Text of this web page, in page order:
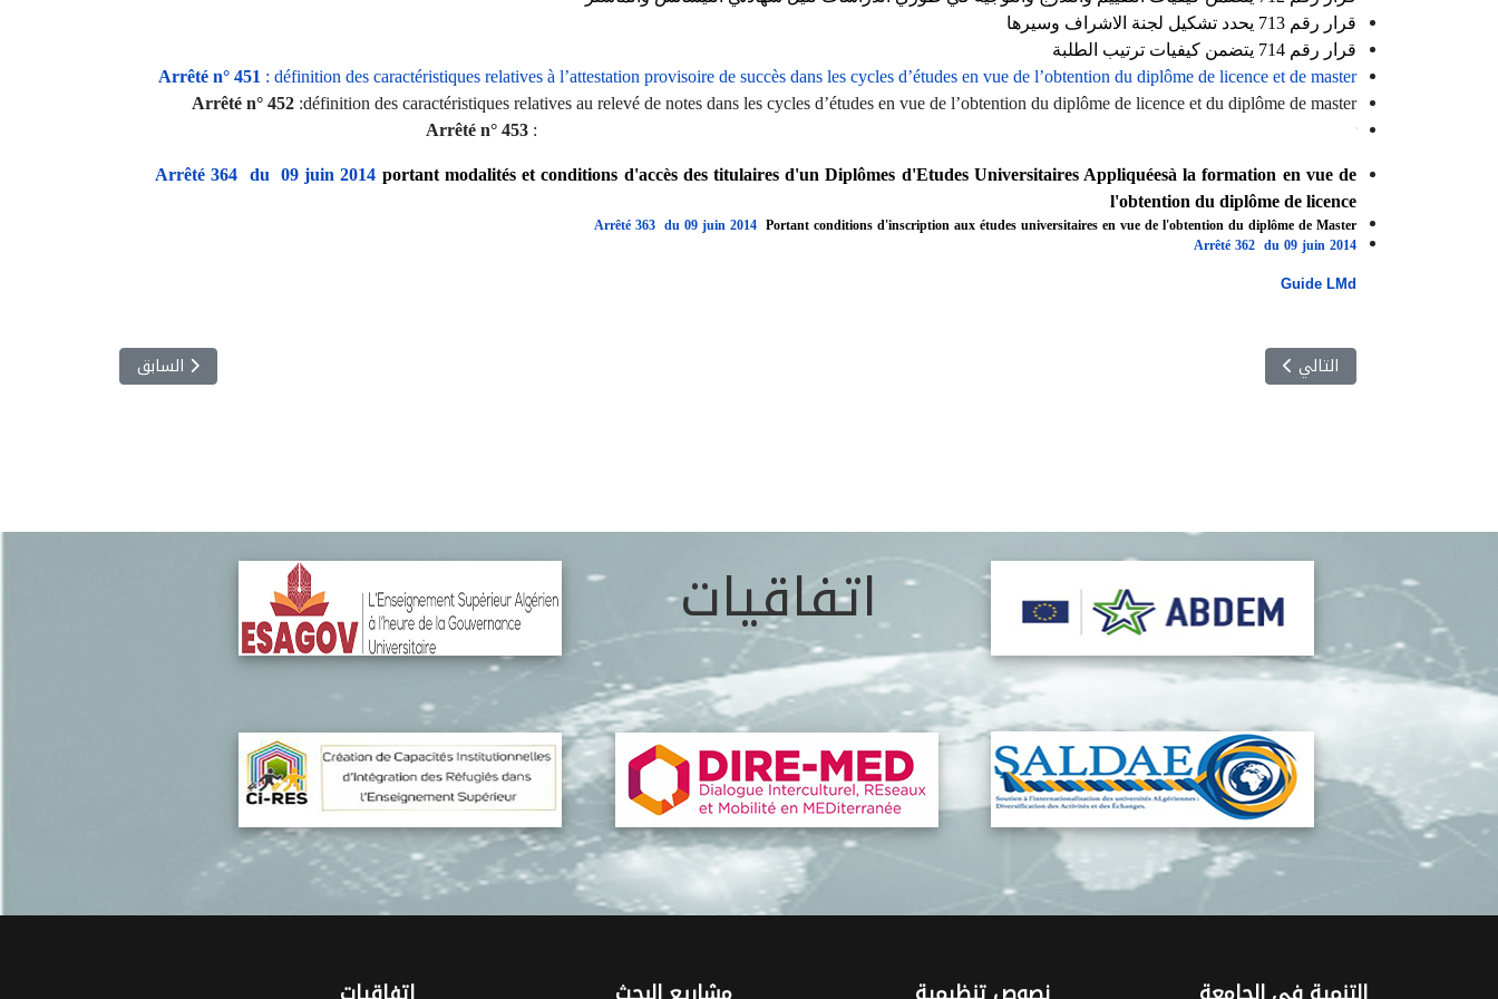
قرار رقم 713 يحدد تشكيل لجنة الاشراف وسيرها
قرار رقم 714 يتضمن كيفيات ترتيب الطلبة
Arrêté n° 451 : définition des caractéristiques relatives à l’attestation provisoire de succès dans les cycles d’études en vue de l’obtention du diplôme de licence et de master
Arrêté n° 452 :définition des caractéristiques relatives au relevé de notes dans les cycles d’études en vue de l’obtention du diplôme de licence et du diplôme de master
Arrêté n° 453 :
Arrêté 364 du 09 juin 2014 portant modalités et conditions d'accès des titulaires d'un Diplômes d'Etudes Universitaires Appliquéesà la formation en vue de
l'obtention du diplôme de licence
Arrêté 363 du 09 juin 2014 Portant conditions d'inscription aux études universitaires en vue de l'obtention du diplôme de Master
Arrêté 362 du 09 juin 2014
Guide LMd
المقال السابق: البحث العلمي
السابق المقال التالي: البيداغوجيا
التالي
اتفاقيات